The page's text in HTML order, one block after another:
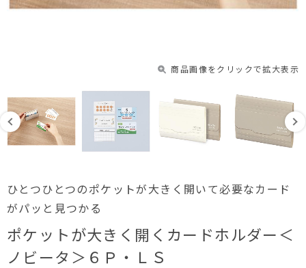
商品画像をクリックで拡大表示
ひとつひとつのポケットが大きく開いて必要なカード
がパッと見つかる
ポケットが大きく開くカードホルダー＜
ノビータ＞６Ｐ・ＬＳ